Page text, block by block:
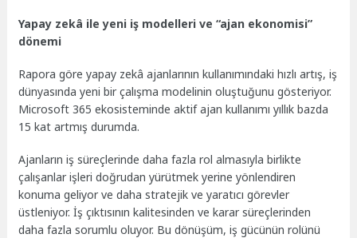
Yapay zekâ ile yeni iş modelleri ve “ajan ekonomisi”
dönemi
Rapora göre yapay zekâ ajanlarının kullanımındaki hızlı artış, iş
dünyasında yeni bir çalışma modelinin oluştuğunu gösteriyor.
Microsoft 365 ekosisteminde aktif ajan kullanımı yıllık bazda
15 kat artmış durumda.
Ajanların iş süreçlerinde daha fazla rol almasıyla birlikte
çalışanlar işleri doğrudan yürütmek yerine yönlendiren
konuma geliyor ve daha stratejik ve yaratıcı görevler
üstleniyor. İş çıktısının kalitesinden ve karar süreçlerinden
daha fazla sorumlu oluyor. Bu dönüşüm, iş gücünün rolünü